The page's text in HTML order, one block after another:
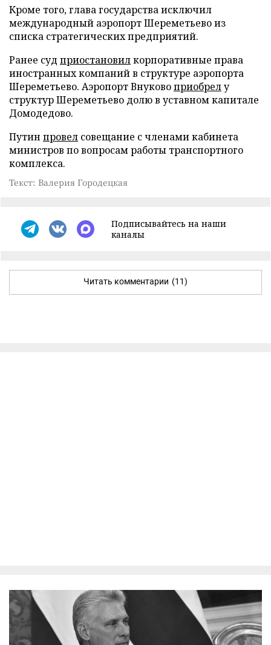
Кроме того, глава государства исключил
международный аэропорт Шереметьево из
списка стратегических предприятий.
Ранее суд приостановилкорпоративные права
иностранных компаний в структуре аэропорта
Шереметьево. Аэропорт Внуковоприобрелу
структур Шереметьево долю в уставном капитале
Домодедово.
Путин провел совещание с членами кабинета
министров по вопросам работы транспортного
комплекса.
Текст: Валерия Городецкая
Подписывайтесь на наши
каналы
Читать комментарии (11)